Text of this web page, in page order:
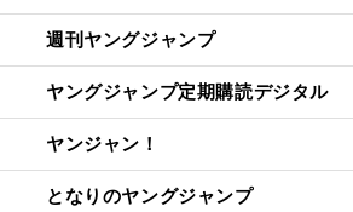
週刊ヤングジャンプ
ヤングジャンプ定期購読デジタル
ヤンジャン！
となりのヤングジャンプ